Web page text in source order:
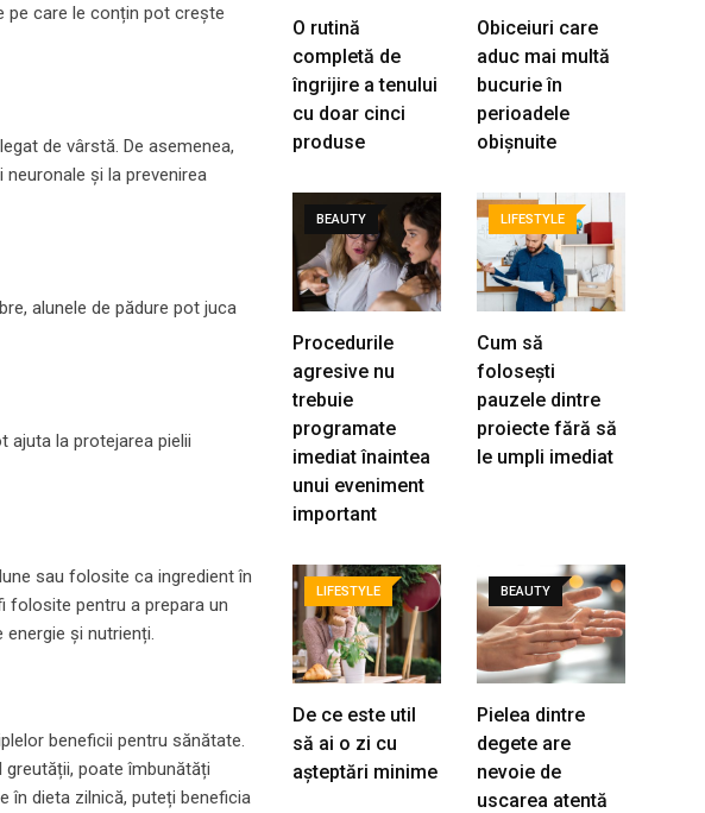
pe care le conțin pot crește
de vârstă. De asemenea,
și la prevenirea
alunele de pădure pot juca
ajuta la protejarea pielii
sau folosite ca ingredient în
folosite pentru a prepara un
și nutrienți.
beneficii pentru sănătate.
poate îmbunătăți
în dieta zilnică, puteți beneficia
O rutină
completă de
îngrijire a tenului
cu doar cinci
produse
Obiceiuri care
aduc mai multă
bucurie în
perioadele
obișnuite
BEAUTY
Procedurile
agresive nu
trebuie
programate
imediat înaintea
unui eveniment
important
LIFESTYLE
Cum să
folosești
pauzele dintre
proiecte fără să
le umpli imediat
LIFESTYLE
De ce este util
să ai o zi cu
așteptări minime
BEAUTY
Pielea dintre
degete are
nevoie de
uscarea atentă